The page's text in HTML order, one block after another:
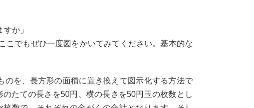
か」
こでもぜひ一度図をかいてみてください。基本的な
を、長方形の面積に置き換えて図示化する方法で
たての長さを50円、横の長さを50円玉の枚数とし